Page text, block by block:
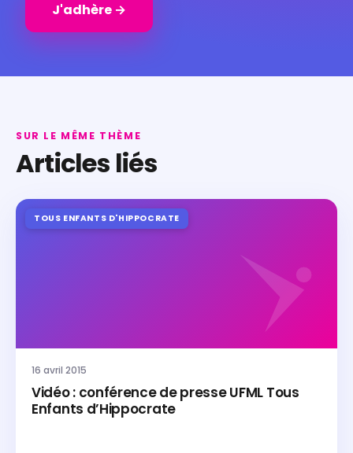
J'adhère →
SUR LE MÊME THÈME
Articles liés
TOUS ENFANTS D'HIPPOCRATE
16 avril 2015
Vidéo : conférence de presse UFML Tous
Enfants d’Hippocrate